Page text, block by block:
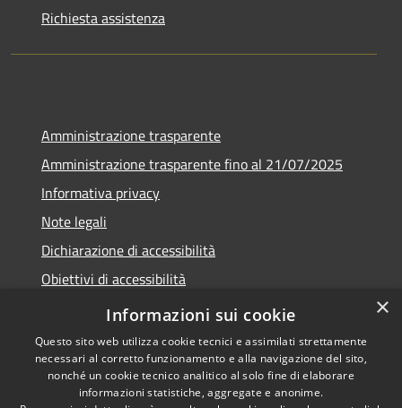
Richiesta assistenza
Amministrazione trasparente
Amministrazione trasparente fino al 21/07/2025
Informativa privacy
Note legali
Dichiarazione di accessibilità
Obiettivi di accessibilità
Piano di miglioramento
Copyright © 2026 • Comune di
×
Informazioni sui cookie
Questo sito web utilizza cookie tecnici e assimilati strettamente
necessari al corretto funzionamento e alla navigazione del sito,
nonché un cookie tecnico analitico al solo fine di elaborare
informazioni statistiche, aggregate e anonime.